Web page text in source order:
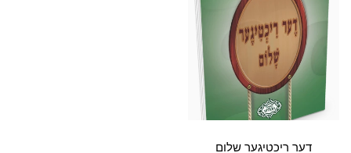
דער ריכטיגער שלום